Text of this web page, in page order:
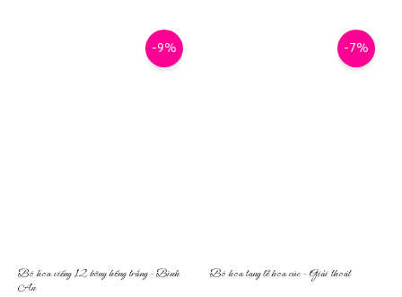
-9%
Bó hoa viếng 12 bông hồng trắng – Bình
An
-7%
Bó hoa tang lễ hoa cúc – Giải thoát